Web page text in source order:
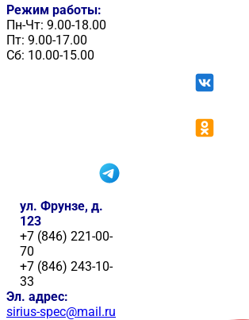
Режим работы:
Пн-Чт: 9.00-18.00
Пт: 9.00-17.00
Сб: 10.00-15.00
ул. Фрунзе, д.
123
+7 (846) 221-00-
70
+7 (846) 243-10-
33
Эл. адрес:
sirius-spec@mail.ru